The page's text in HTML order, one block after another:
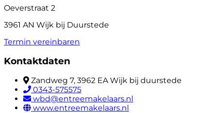
Oeverstraat 2
3961 AN Wijk bij Duurstede
Termin vereinbaren
Kontaktdaten
Zandweg 7, 3962 EA Wijk bij duurstede
0343-575575
wbd@entreemakelaars.nl
www.entreemakelaars.nl